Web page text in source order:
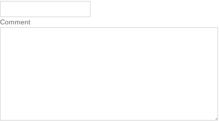
Comment